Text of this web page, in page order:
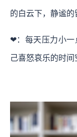
的白云下，静谧的
❤：每天压力小一
己喜怒哀乐的时间